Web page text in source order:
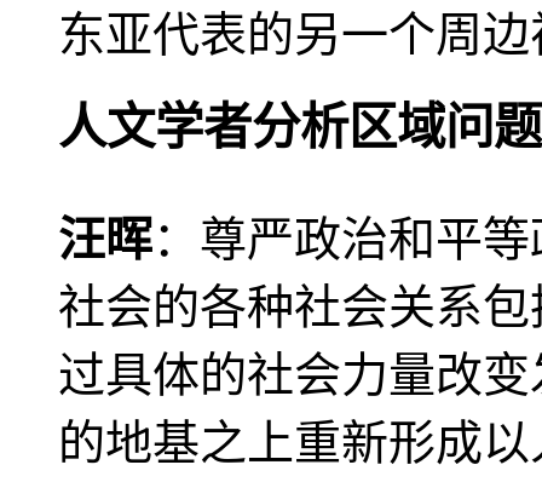
东亚代表的另一个周
人文学者分析区域问题
汪晖：尊严政治和平
社会的各种社会关系
过具体的社会力量改
的地基之上重新形成